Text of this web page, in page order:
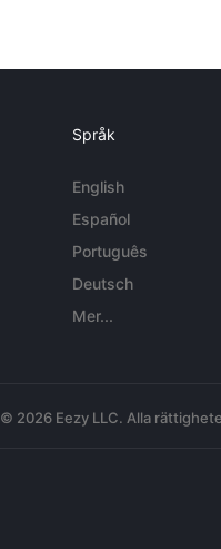
Språk
English
Español
Português
Deutsch
Mer...
© 2026 Eezy LLC. Alla